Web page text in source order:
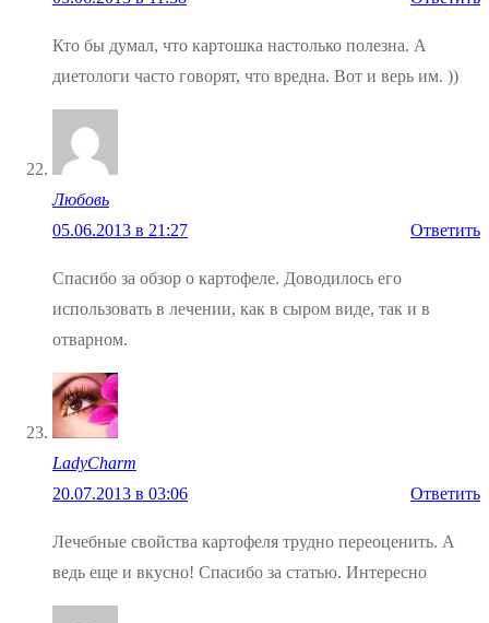
Кто бы думал, что картошка настолько полезна. А
диетологи часто говорят, что вредна. Вот и верь им. ))
Любовь
05.06.2013 в 21:27
Ответить
Спасибо за обзор о картофеле. Доводилось его
использовать в лечении, как в сыром виде, так и в
отварном.
LadyCharm
20.07.2013 в 03:06
Ответить
Лечебные свойства картофеля трудно переоценить. А
ведь еще и вкусно! Спасибо за статью. Интересно